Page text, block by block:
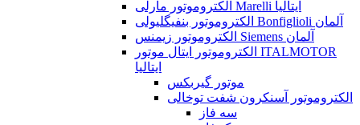
الکتروموتور مارلی Marelli ایتالیا
الکتروموتور بنفیگلیولی Bonfiglioli آلمان
الکتروموتور زیمنس Siemens آلمان
الکتروموتور ایتال موتور ITALMOTOR
ایتالیا
موتور گیربکس
الکتروموتور آسنکرون شفت توخالی
سه فاز